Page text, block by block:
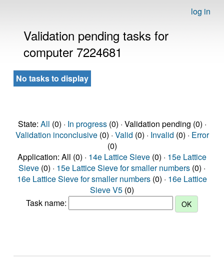
log in
Validation pending tasks for
computer 7224681
No tasks to display
State: All (0) · In progress(0) · Validation pending (0) ·
Validation inconclusive(0) · Valid (0) · Invalid (0) · Error
(0)
Application: All (0) · 14e Lattice Sieve (0) · 15e Lattice
Sieve (0) · 15e Lattice Sieve for smaller numbers (0) ·
16e Lattice Sieve for smaller numbers (0) · 16e Lattice
Sieve V5 (0)
Task name: